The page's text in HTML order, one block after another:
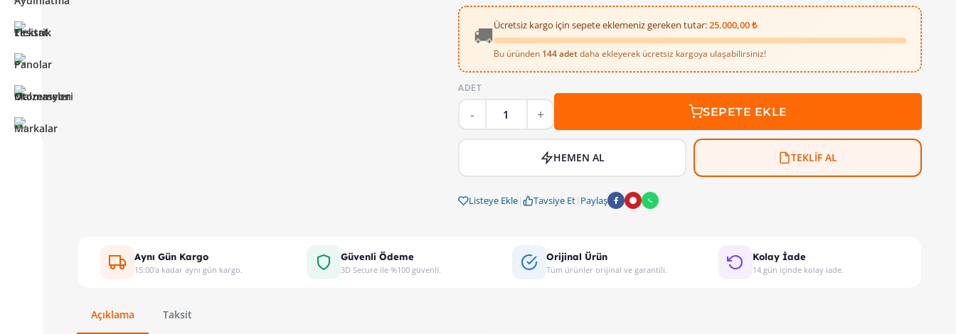
🚚Ücretsiz kargo için sepete eklemeniz gereken tutar:25.000,00 ₺
Bu üründen 144 adetdaha ekleyerek ücretsiz kargoya ulaşabilirsiniz!
ADET
SEPETE EKLE
HEMEN AL TEKLİF AL
Listeye Ekle| Tavsiye Et| Paylaş
Aynı Gün Kargo
15:00'a kadar aynı gün kargo.
Güvenli Ödeme
3D Secure ile %100 güvenli.
Orijinal Ürün
Tüm ürünler orijinal ve garantili.
Kolay İade
14 gün içinde kolay iade.
Açıklama Taksit